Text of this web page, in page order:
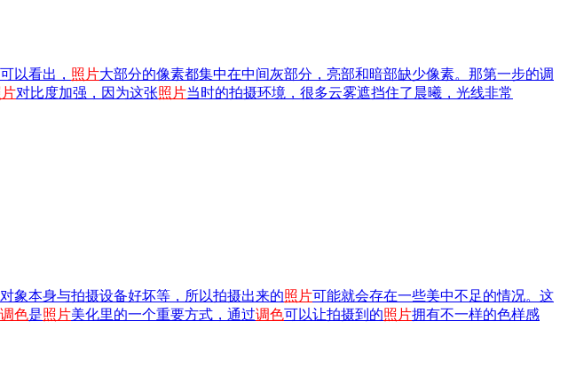
以看出， 照片大部分的像素都集中在中间灰部分，亮部和暗部缺少像素。那第一步的调
对比度加强，因为这张照片当时的拍摄环境，很多云雾遮挡住了晨曦，光线非常
象本身与拍摄设备好坏等，所以拍摄出来的照片可能就会存在一些美中不足的情况。这
调色是照片美化里的一个重要方式，通过调色可以让拍摄到的照片拥有不一样的色样感